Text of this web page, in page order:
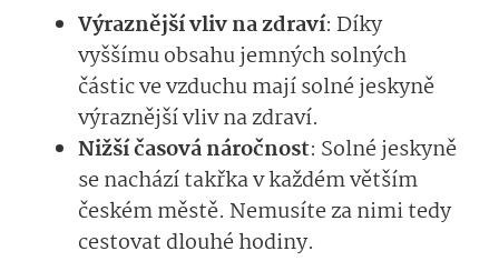
Výraznější vliv na zdraví: Díky
vyššímu obsahu jemných solných
částic ve vzduchu mají solné jeskyně
výraznější vliv na zdraví.
Nižší časová náročnost: Solné jeskyně
se nachází takřka v každém větším
českém městě. Nemusíte za nimi tedy
cestovat dlouhé hodiny.